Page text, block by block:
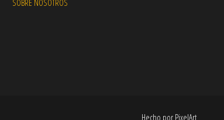
Hecho por PixelArt